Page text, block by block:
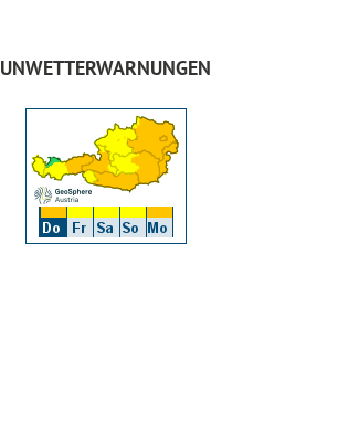
UNWETTERWARNUNGEN